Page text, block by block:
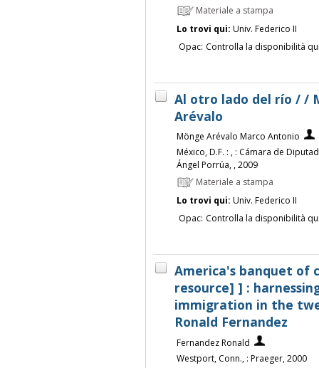
Materiale a stampa
Lo trovi qui: Univ. Federico II
Opac: Controlla la disponibilità
Al otro lado del río / /
Arévalo
Mönge Arévalo Marco Antonio
México, D.F. : , : Cámara de
Ángel Porrúa, , 2009
Materiale a stampa
Lo trovi qui: Univ. Federico II
Opac: Controlla la disponibilità
America's banquet of
resource] ] :
immigration in the
Ronald Fernandez
Fernandez Ronald
Westport, Conn., : Praeger, 2000